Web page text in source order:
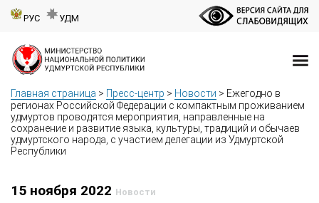
РУС УДМ
Главная страница > Пресс-центр > Новости > Ежегодно в
регионах Российской Федерации с компактным проживанием
удмуртов проводятся мероприятия, направленные на
сохранение и развитие языка, культуры, традиций и обычаев
удмуртского народа, с участием делегации из Удмуртской
Республики
15 ноября 2022 Новости